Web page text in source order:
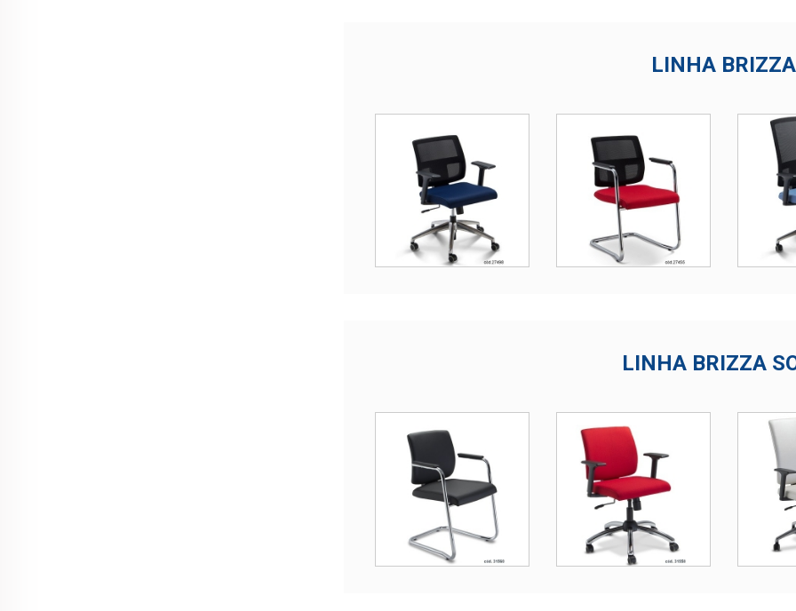
LINHA BRIZZA
LINHA BRIZZA